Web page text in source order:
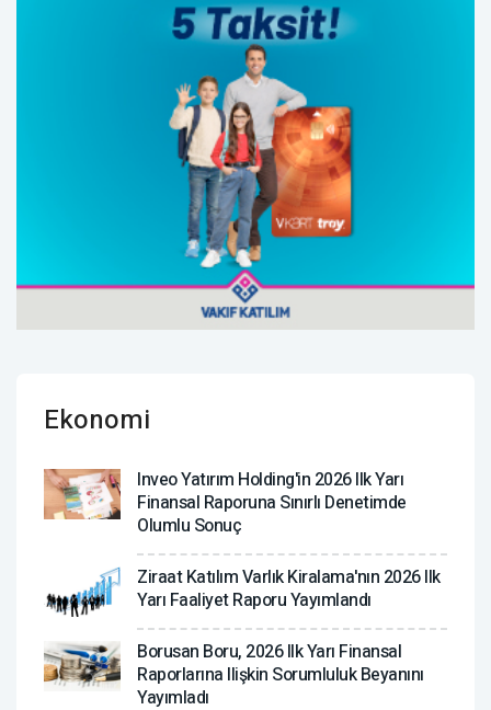
Ekonomi
Inveo Yatırım Holding'in 2026 Ilk Yarı
Finansal Raporuna Sınırlı Denetimde
Olumlu Sonuç
Ziraat Katılım Varlık Kiralama'nın 2026 Ilk
Yarı Faaliyet Raporu Yayımlandı
Borusan Boru, 2026 Ilk Yarı Finansal
Raporlarına Ilişkin Sorumluluk Beyanını
Yayımladı